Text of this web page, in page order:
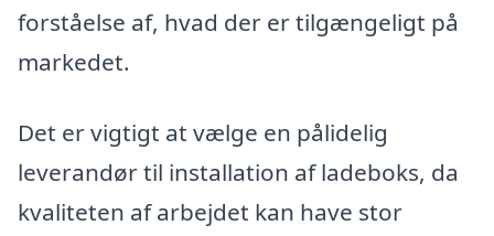
forståelse af, hvad der er tilgængeligt på
markedet.
Det er vigtigt at vælge en pålidelig
leverandør til installation af ladeboks, da
kvaliteten af arbejdet kan have stor